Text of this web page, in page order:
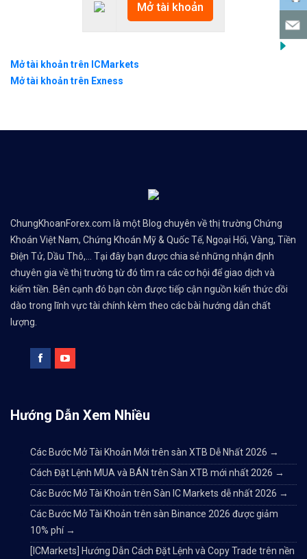
Mở tài khoản
Mở tài khoản trên ICMarkets
Mở tài khoản trên Exness
ChungKhoanForex.com là một Blog chuyên về thị trường Chứng
Khoán Việt Nam, Chứng Khoán Mỹ & Quốc Tế, Ngoại Hối, Vàng, Tiền
Điện Tử, Dầu Thô,... Tại đây bạn được chia sẻ những nhận định
chuyên gia về thị trường từ đó tìm ra các cơ hội để giao dịch và
kiếm tiền. Bên cạnh đó bạn còn được tiếp cận nguồn kiến thức dồi
dào trong lĩnh vực tài chính kèm theo các bài hướng dẫn chất
lượng.
Hướng Dẫn Xem Nhiều
Các Bước Mở Tài Khoản Mới trên sàn XTB Dễ Nhất 2026 →
Cách Đặt Lệnh MUA và BÁN trên Sàn XTB mới nhất 2026 →
Các Bước Mở Tài Khoản trên Sàn IC Markets dễ nhất 2026 →
Các Bước Mở Tài Khoản trên sàn Binance 2026 được giảm
10% phí →
[ICMarkets] Hướng Dẫn Cách Đặt Lệnh và Copy Trade trên nền